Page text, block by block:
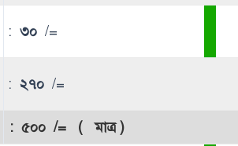
: ৩০/=
: ২৭০/=
: ৫০০/= ( মাত্র )